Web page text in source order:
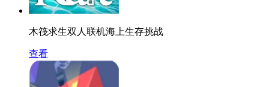
木筏求生双人联机海上生存挑战
查看